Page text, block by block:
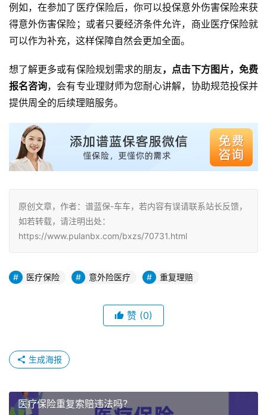
例如，在参加了医疗保险后，你可以投保意外伤害保险来获
得意外伤害保险；或者只要经济条件允许，商业医疗保险就
可以作为补充，这样保障自然会更加全面。
想了解更多或有保险规划需求的朋友，点击下方图片，免费
报名咨询，会有专业理财师为您耐心讲解，协助规范投保并
提供周全的后续理赔服务。
原创文章，作者：谱蓝保-车车，若内容有误请联系站长反馈，
如若转载，请注明出处：
https://www.pulanbx.com/bxzs/70731.html
医疗保险 意外险医疗 重复理赔
赞 (0)
生成海报
医疗保险重复索赔违法吗？